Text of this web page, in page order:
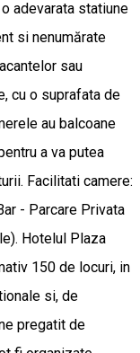
adevarata statiune
si nenumărate
sau
cu o suprafata de
au balcoane
a va putea
Facilitati camere:
- Parcare Privata
Hotelul Plaza
150 de locuri, in
si, de
pregatit de